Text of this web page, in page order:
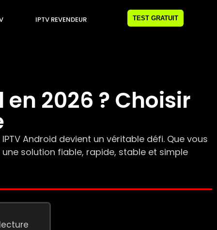
IPTV REVENDEUR TEST GRATUIT
2026 ? Choisir
Android devient un véritable défi. Que vous
solution fiable, rapide, stable et simple